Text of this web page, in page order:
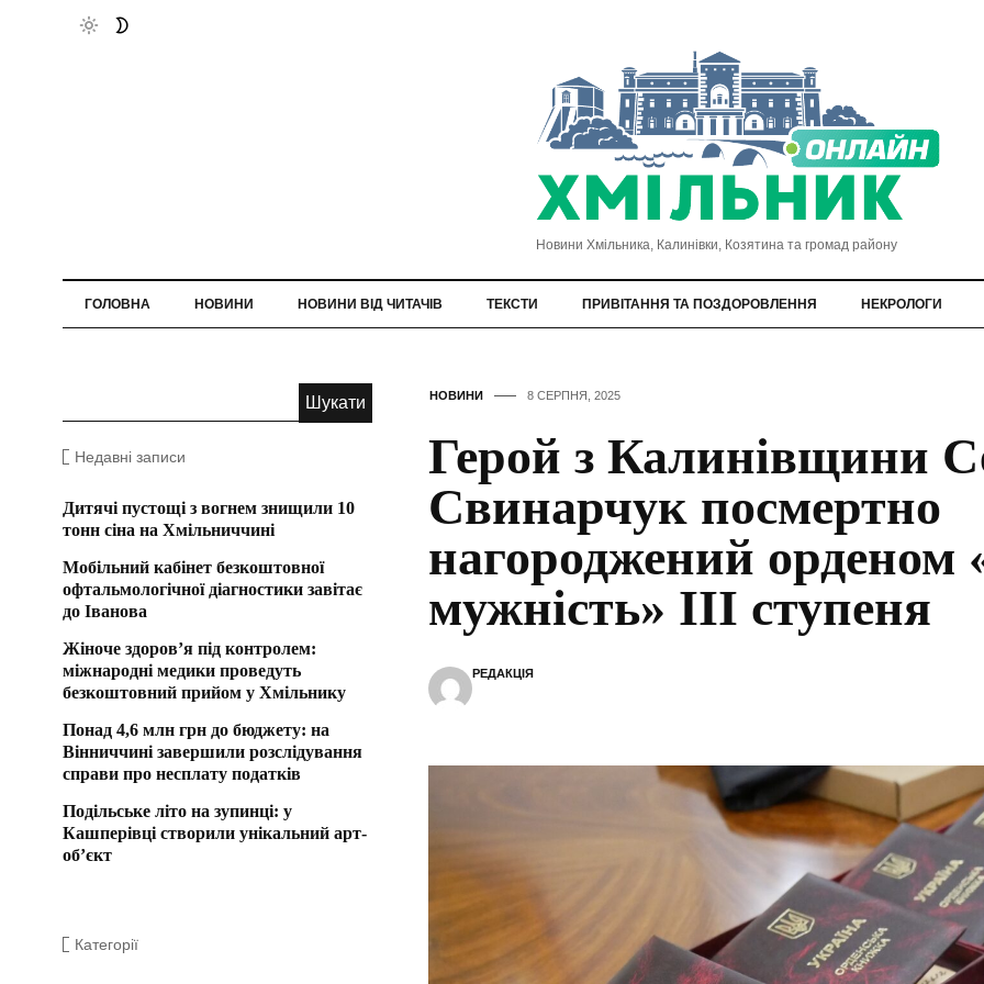
Новини Хмільника, Калинівки, Козятина та громад району
ГОЛОВНА НОВИНИ НОВИНИ ВІД ЧИТАЧІВ ТЕКСТИ ПРИВІТАННЯ ТА ПОЗДОРОВЛЕННЯ НЕКРОЛОГИ
НОВИНИ 8 СЕРПНЯ, 2025
Герой з Калинівщини
Свинарчук посмертно
нагороджений орденом
мужність» ІІІ ступеня
РЕДАКЦІЯ
Недавні записи
Дитячі пустощі з вогнем знищили 10
тонн сіна на Хмільниччині
Мобільний кабінет безкоштовної
офтальмологічної діагностики завітає
до Іванова
Жіноче здоров’я під контролем:
міжнародні медики проведуть
безкоштовний прийом у Хмільнику
Понад 4,6 млн грн до бюджету: на
Вінниччині завершили розслідування
справи про несплату податків
Подільське літо на зупинці: у
Кашперівці створили унікальний арт-
об’єкт
Категорії